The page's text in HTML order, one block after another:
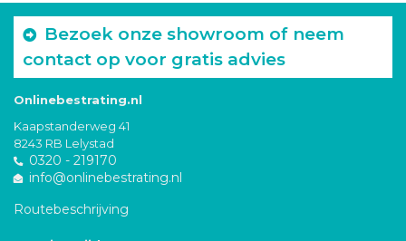
Bezoek onze showroom of neem
contact op voor gratis advies
Onlinebestrating.nl
Kaapstanderweg 41
8243 RB Lelystad
0320 - 219170
info@onlinebestrating.nl
Routebeschrijving